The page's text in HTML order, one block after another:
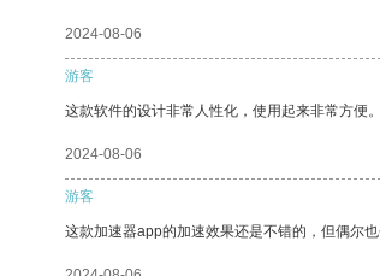
2024-08-06
游客
这款软件的设计非常人性化，使用起来非常方便。
2024-08-06
游客
这款加速器app的加速效果还是不错的，但偶尔